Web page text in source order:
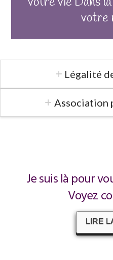
votre
Légalité
Association
Je suis là pour
Voyez
LIRE